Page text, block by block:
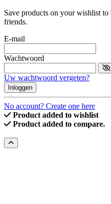
Save products on your wishlist
friends.
E-mail
Wachtwoord
Uw wachtwoord vergeten?
Inloggen
No account? Create one here
Product added to wishlist
Product added to compare.